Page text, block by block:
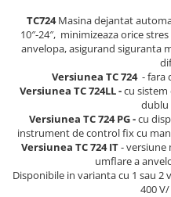
Motoare pneumatice
Pistoale de umflat roti
Polizoare drepte
Polizoare unghiulare
Polizoare verticale
Scule speciale
Slefuitoare pneumatice
TC724Masina dejantat
10″-24″, minimizeaza orice
anvelopa, asigurand siguranta
Versiunea TC 724 - fara
Versiunea TC 724LL -cu
dublu
Versiunea TC 724 PG -cu
instrument de control fix cu
Versiunea TC 724 IT- versiune
umflare a
Disponibile in varianta cu 1 sau 2
400